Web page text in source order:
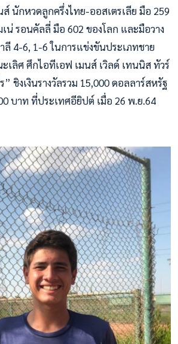
นักหวดลูกครึ่งไทย-ออสเตรเลีย มือ 259
เน่ รอนคัลลี่ มือ 602 ของโลก และมือวาง
ลี 4-6, 1-6 ในการแข่งขันประเภทชาย
เลิศ ศึกไอทีเอฟ เมนส์ เวิลด์ เทนนิส ทัวร์
” ชิงเงินรางวัลรวม 15,000 ดอลลาร์สหรัฐ
บาท ที่ประเทศอียิปต์ เมื่อ 26 พ.ย.64